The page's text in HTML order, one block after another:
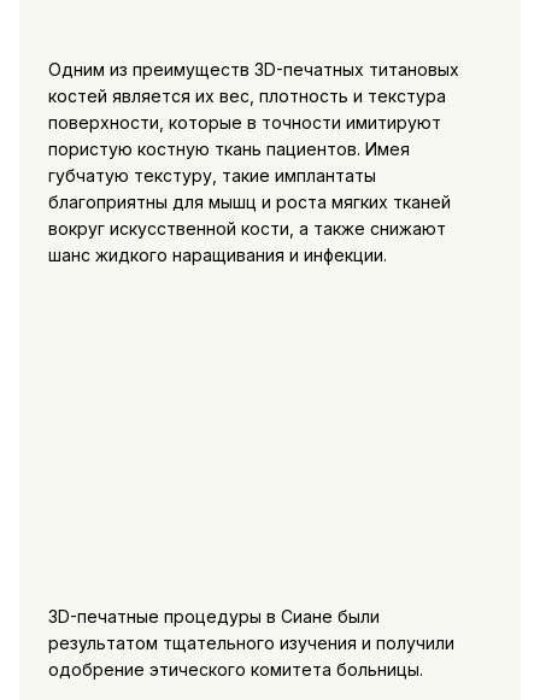
Одним из преимуществ 3D-печатных титановых
костей является их вес, плотность и текстура
поверхности, которые в точности имитируют
пористую костную ткань пациентов. Имея
губчатую текстуру, такие имплантаты
благоприятны для мышц и роста мягких тканей
вокруг искусственной кости, а также снижают
шанс жидкого наращивания и инфекции.
3D-печатные процедуры в Сиане были
результатом тщательного изучения и получили
одобрение этического комитета больницы.